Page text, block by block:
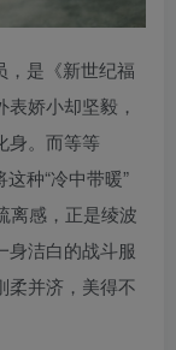
，是《新世纪福
娇小却坚毅，
身。而等等
种“冷中带暖”
离感，正是绫波
身洁白的战斗服
柔并济，美得不